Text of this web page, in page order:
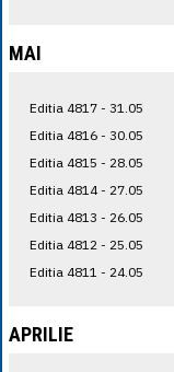
MAI
Editia 4817 - 31.05
Editia 4816 - 30.05
Editia 4815 - 28.05
Editia 4814 - 27.05
Editia 4813 - 26.05
Editia 4812 - 25.05
Editia 4811 - 24.05
APRILIE